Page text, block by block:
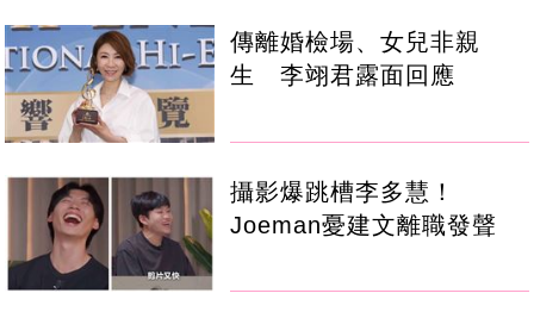
傳離婚檢場、女兒非親
生 李翊君露面回應
攝影爆跳槽李多慧！
Joeman憂建文離職發聲